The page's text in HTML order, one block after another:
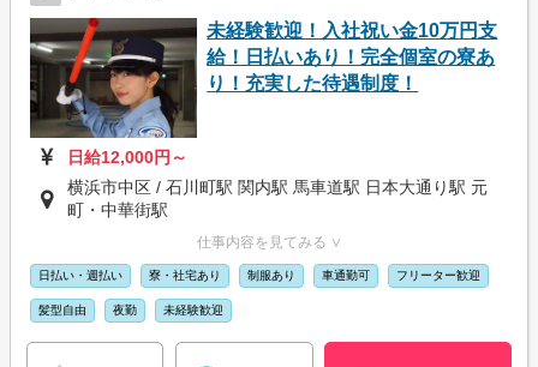
未経験歓迎！入社祝い金10万円支
給！日払いあり！完全個室の寮あ
り！充実した待遇制度！
日給12,000円～
横浜市中区 / 石川町駅 関内駅 馬車道駅 日本大通り駅 元
町・中華街駅
仕事内容を見てみる ∨
日払い・週払い 寮・社宅あり 制服あり 車通勤可 フリーター歓迎
髪型自由 夜勤 未経験歓迎